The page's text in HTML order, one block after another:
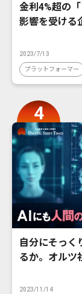
金利4%超の
影響を受ける
2023/7/13
プラットフォーマー
自分にそっく
るか。オルツ
2023/11/14